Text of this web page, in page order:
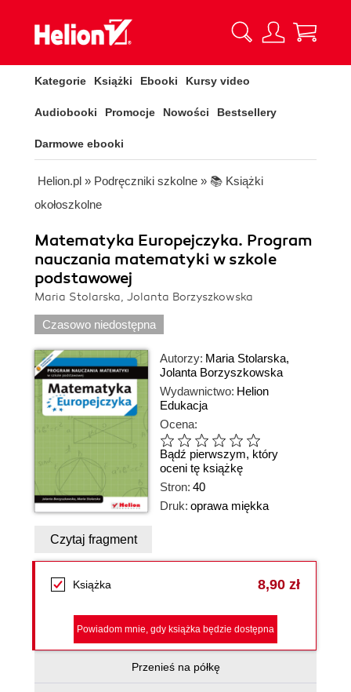
Kategorie Książki Ebooki Kursy video
Audiobooki Promocje Nowości Bestsellery
Darmowe ebooki
Helion.pl » Podręczniki szkolne » 📚 Książki
okołoszkolne
Matematyka Europejczyka. Program
nauczania matematyki w szkole
podstawowej
Maria Stolarska, Jolanta Borzyszkowska
Czasowo niedostępna
Autorzy: Maria Stolarska,
Jolanta Borzyszkowska
Wydawnictwo: Helion
Edukacja
Ocena:
Bądź pierwszym, który
oceni tę książkę
Stron: 40
Druk: oprawa miękka
Czytaj fragment
Książka 8,90 zł
Powiadom mnie, gdy książka będzie dostępna
Przenieś na półkę